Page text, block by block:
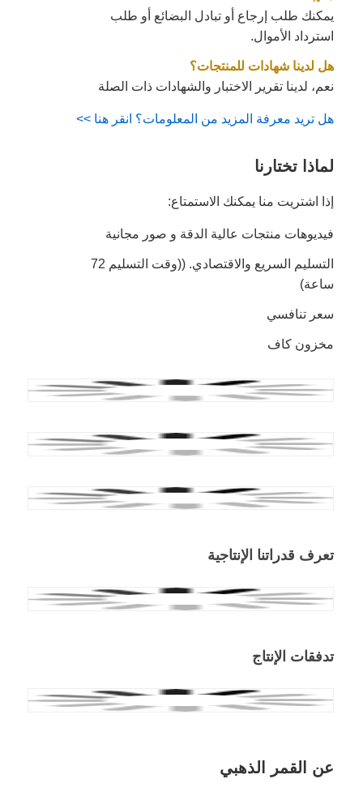
يمكنك طلب إرجاع أو تبادل البضائع أو طلب
استرداد الأموال.
هل لدينا شهادات للمنتجات؟
نعم، لدينا تقرير الاختبار والشهادات ذات الصلة
هل تريد معرفة المزيد من المعلومات؟ انقر هنا >>
لماذا تختارنا
إذا اشتريت منا يمكنك الاستمتاع:
فيديوهات منتجات عالية الدقة و صور مجانية
التسليم السريع والاقتصادي. ((وقت التسليم 72
ساعة)
سعر تنافسي
مخزون كاف
تعرف قدراتنا الإنتاجية
تدفقات الإنتاج
عن القمر الذهبي